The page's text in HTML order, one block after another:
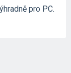
pro PC.